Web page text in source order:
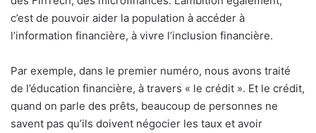
c’est de pouvoir aider la population à accéder à
l’information financière, à vivre l’inclusion financière.
Par exemple, dans le premier numéro, nous avons traité
de l’éducation financière, à travers « le crédit ». Et le crédit,
quand on parle des prêts, beaucoup de personnes ne
savent pas qu’ils doivent négocier les taux et avoir